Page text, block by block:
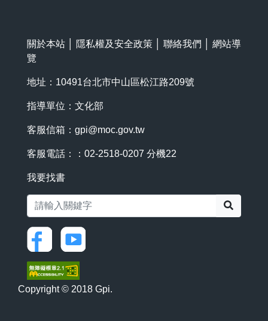
關於本站 隱私權及安全政策 聯絡我們
網站導
覽
地址：10491台北市中山區松江路209號
指導單位：文化部
客服信箱： gpi@moc.gov.tw
客服電話：：02-2518-0207 分機22
我要找書
Copyright © 2018 Gpi.